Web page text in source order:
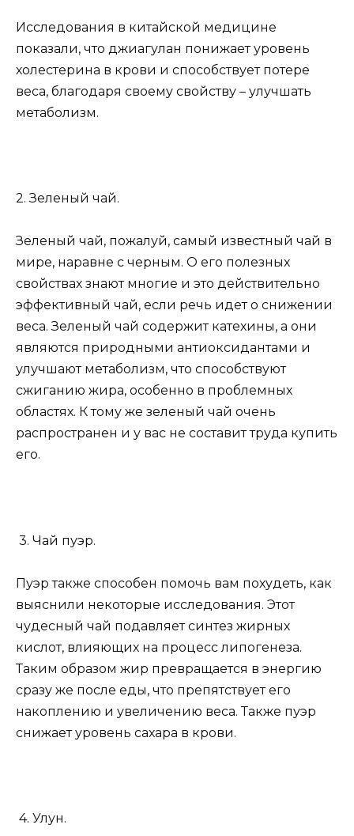
Исследования в китайской медицине
показали, что джиагулан понижает уровень
холестерина в крови и способствует потере
веса, благодаря своему свойству – улучшать
метаболизм.
2. Зеленый чай.
Зеленый чай, пожалуй, самый известный чай в
мире, наравне с черным. О его полезных
свойствах знают многие и это действительно
эффективный чай, если речь идет о снижении
веса. Зеленый чай содержит катехины, а они
являются природными антиоксидантами и
улучшают метаболизм, что способствуют
сжиганию жира, особенно в проблемных
областях. К тому же зеленый чай очень
распространен и у вас не составит труда купить
его.
3. Чай пуэр.
Пуэр также способен помочь вам похудеть, как
выяснили некоторые исследования. Этот
чудесный чай подавляет синтез жирных
кислот, влияющих на процесс липогенеза.
Таким образом жир превращается в энергию
сразу же после еды, что препятствует его
накоплению и увеличению веса. Также пуэр
снижает уровень сахара в крови.
4. Улун.